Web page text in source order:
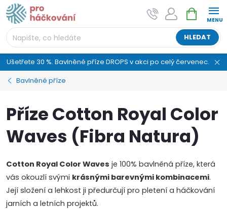
Přejít
na
obsah
HLEDAT
NÁKUPNÍ
KOŠÍK
Ušetřete 30 %. Bavlněné příze DROPS v akci po celý červenec.
Bavlněné příze
Příze Cotton Royal Color
Waves (Fibra Natura)
Cotton Royal Color Waves je 100% bavlněná příze, která
vás okouzlí svými krásnými barevnými kombinacemi.
Její složení a lehkost ji předurčují pro pletení a háčkování
jarních a letních projektů.
AI asistent "pani Klubíčková" –
ProHackovani.cz
Jsme e-shop s více než osmiletou tradicí a máme pro
vás připraveno více než 25 tisíc produktů. Vše skladem,
připravené k odeslání.